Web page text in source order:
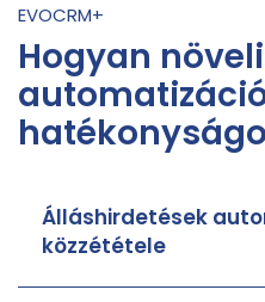
EVOCRM+
Hogyan
Álláshirdetések
közzététele